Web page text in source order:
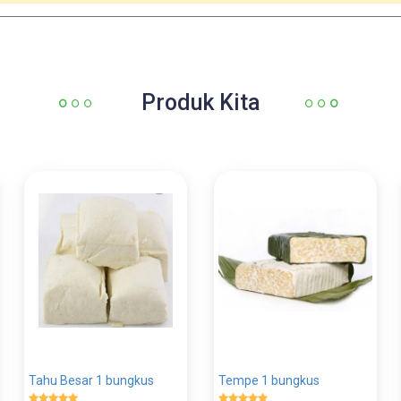
Produk Kita
Tahu Besar 1 bungkus Tempe 1 bungkus